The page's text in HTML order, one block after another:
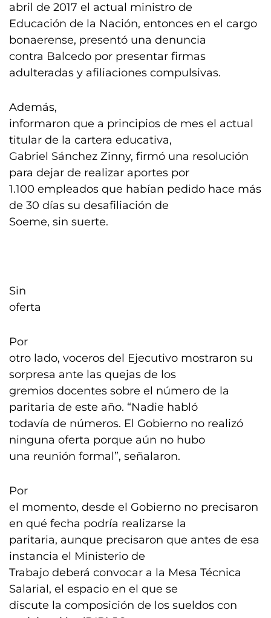
abril de 2017 el actual ministro de
Educación de la Nación, entonces en el cargo
bonaerense, presentó una denuncia
contra Balcedo por presentar firmas
adulteradas y afiliaciones compulsivas.
Además,
informaron que a principios de mes el actual
titular de la cartera educativa,
Gabriel Sánchez Zinny, firmó una resolución
para dejar de realizar aportes por
1.100 empleados que habían pedido hace más
de 30 días su desafiliación de
Soeme, sin suerte.
Sin
oferta
Por
otro lado, voceros del Ejecutivo mostraron su
sorpresa ante las quejas de los
gremios docentes sobre el número de la
paritaria de este año. “Nadie habló
todavía de números. El Gobierno no realizó
ninguna oferta porque aún no hubo
una reunión formal”, señalaron.
Por
el momento, desde el Gobierno no precisaron
en qué fecha podría realizarse la
paritaria, aunque precisaron que antes de esa
instancia el Ministerio de
Trabajo deberá convocar a la Mesa Técnica
Salarial, el espacio en el que se
discute la composición de los sueldos con